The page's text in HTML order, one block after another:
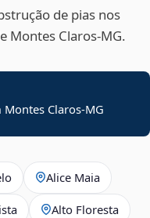
de pias nos
Montes Claros‑MG.
Claros-MG
Alice Maia
Alto Floresta